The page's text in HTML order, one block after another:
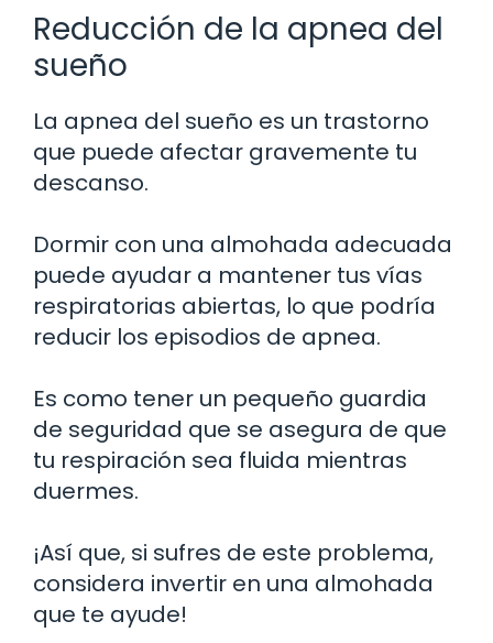
Reducción de la apnea del
sueño
La apnea del sueño es un trastorno
que puede afectar gravemente tu
descanso.
Dormir con una almohada adecuada
puede ayudar a mantener tus vías
respiratorias abiertas, lo que podría
reducir los episodios de apnea.
Es como tener un pequeño guardia
de seguridad que se asegura de que
tu respiración sea fluida mientras
duermes.
¡Así que, si sufres de este problema,
considera invertir en una almohada
que te ayude!